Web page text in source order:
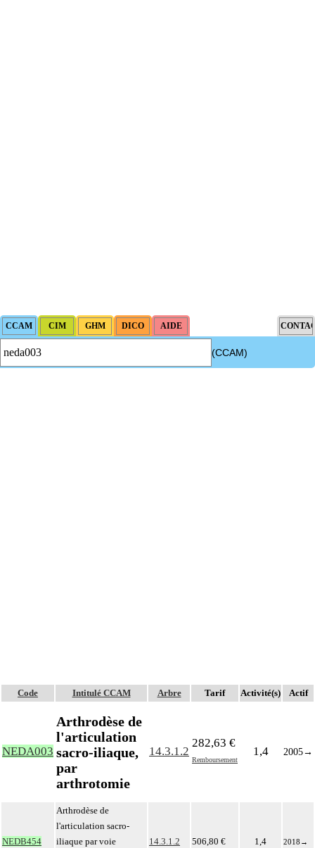
(CCAM)
Code Intitulé CCAM Arbre Tarif Activité(s) Actif
NEDA003
Arthrodèse de
l'articulation
sacro-iliaque,
par
arthrotomie
14.3.1.2
282,63 €
Remboursement
1,4 2005→
NEDB454
Arthrodèse de
l'articulation sacro-
iliaque par voie
14.3.1.2 506,80 € 1,4 2018 →